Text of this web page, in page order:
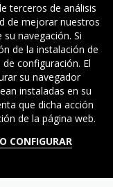
- Colegio
terceros de análisis
de mejorar nuestros
navegación. Si
de la instalación de
configuración. El
su navegador
instaladas en su
que dicha acción
de la página web.
CONFIGURAR